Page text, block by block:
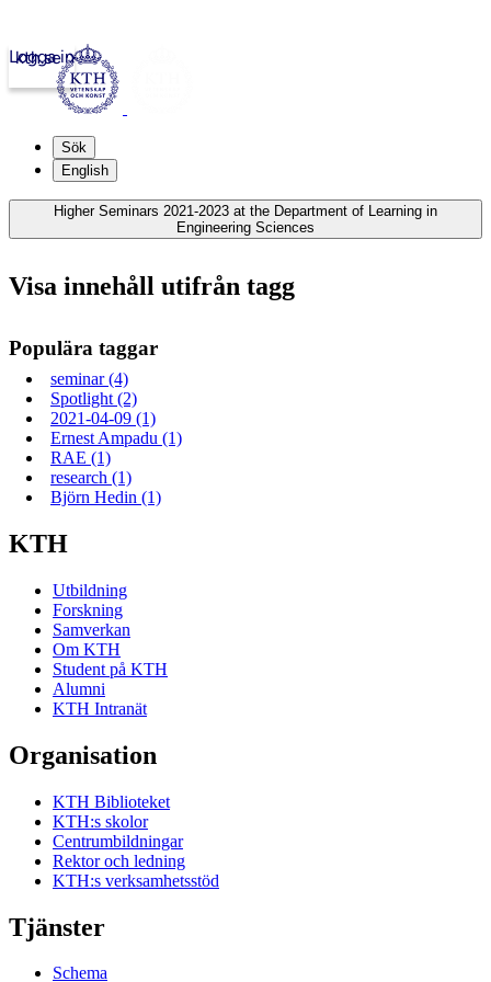
kth.se
Logga in
Sök
English
Higher Seminars 2021-2023 at the Department of Learning in
Engineering Sciences
Visa innehåll utifrån tagg
Populära taggar
seminar (4)
Spotlight (2)
2021-04-09 (1)
Ernest Ampadu (1)
RAE (1)
research (1)
Björn Hedin (1)
KTH
Utbildning
Forskning
Samverkan
Om KTH
Student på KTH
Alumni
KTH Intranät
Organisation
KTH Biblioteket
KTH:s skolor
Centrumbildningar
Rektor och ledning
KTH:s verksamhetsstöd
Tjänster
Schema